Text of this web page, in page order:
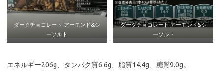
ダークチョコレート アーモンド&シ
ーソルト
ダークチョコレート アーモンド&シ
ーソルト
エネルギー206g、タンパク質6.6g、脂質14.4g、糖質9.0g。